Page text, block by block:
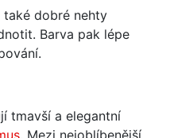
také dobré nehty
Barva pak lépe
tmavší a elegantní
. Mezi nejoblíbenější